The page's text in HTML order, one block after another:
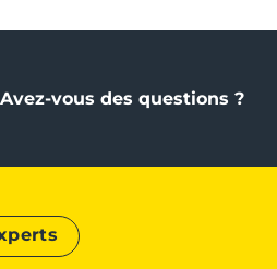
Avez-vous des questions ?